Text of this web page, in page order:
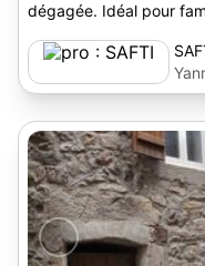
dégagée. Idéal pour